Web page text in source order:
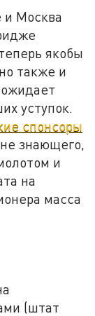
и Москва
якобы
также и
уступок.
спонсоры
знающего,
и
на
масса
(штат